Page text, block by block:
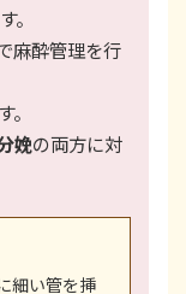
。
麻酔管理を行
。
娩の両方に対
細い管を挿